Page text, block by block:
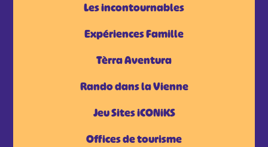
Les incontournables
Expériences Famille
Tèrra Aventura
Rando dans la Vienne
Jeu Sites iCONiKS
Offices de tourisme